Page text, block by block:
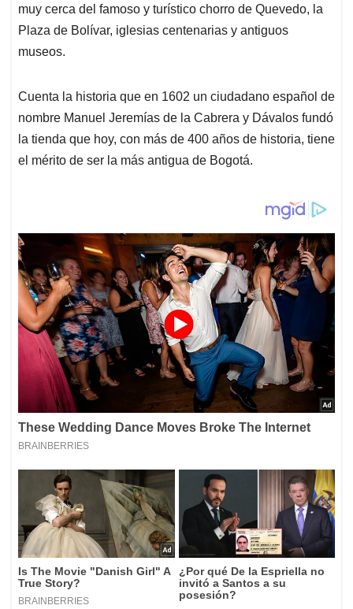
muy cerca del famoso y turístico chorro de Quevedo, la
Plaza de Bolívar, iglesias centenarias y antiguos
museos.
Cuenta la historia que en 1602 un ciudadano español de
nombre Manuel Jeremías de la Cabrera y Dávalos fundó
la tienda que hoy, con más de 400 años de historia, tiene
el mérito de ser la más antigua de Bogotá.